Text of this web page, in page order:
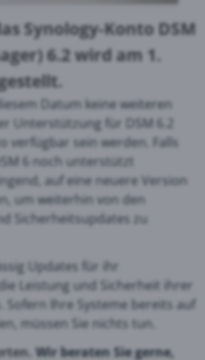
Synology-Konto DSM
6.2 wird am 1.
Datum keine weiteren
Unterstützung für DSM 6.2
verfügbar sein werden. Falls
6 noch unterstützt
auf eine neuere Version
um weiterhin von den
Sicherheitsupdates zu
Updates für ihr
Leistung und Sicherheit ihrer
Sofern Ihre Systeme bereits auf
müssen Sie nichts tun.
Wir beraten Sie gerne,